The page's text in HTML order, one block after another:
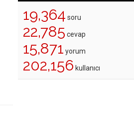
19,364 soru
22,785 cevap
15,871 yorum
202,156 kullanıcı